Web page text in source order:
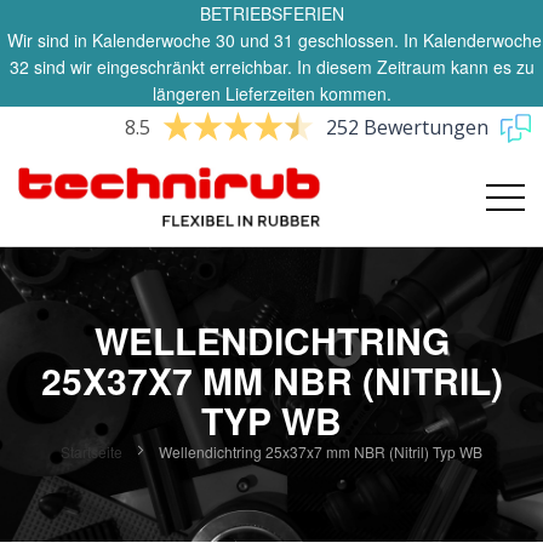
BETRIEBSFERIEN
Wir sind in Kalenderwoche 30 und 31 geschlossen. In Kalenderwoche
32 sind wir eingeschränkt erreichbar. In diesem Zeitraum kann es zu
längeren Lieferzeiten kommen.
8.5 252 Bewertungen
WELLENDICHTRING
25X37X7 MM NBR (NITRIL)
TYP WB
Startseite Wellendichtring 25x37x7 mm NBR (Nitril) Typ WB